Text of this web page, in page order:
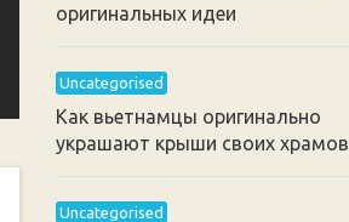
оригинальных идеи
Uncategorised
Как вьетнамцы оригинально
украшают крыши своих храмов
Uncategorised